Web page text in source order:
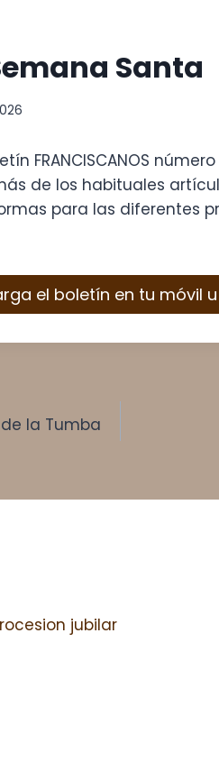
Santa
FRANCISCANOS
de los habituales
para las diferentes
el boletín en tu móvil
la Tumba